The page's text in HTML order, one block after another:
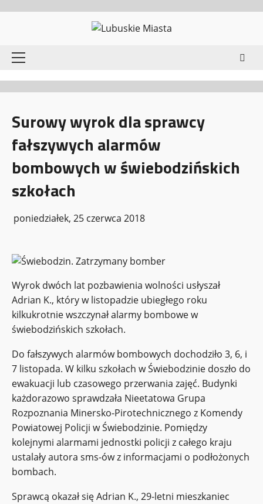
Menu
główne
Surowy wyrok dla sprawcy
fałszywych alarmów
bombowych w świebodzińskich
szkołach
poniedziałek, 25 czerwca 2018
Wyrok dwóch lat pozbawienia wolności usłyszał
Adrian K., który w listopadzie ubiegłego roku
kilkukrotnie wszczynał alarmy bombowe w
świebodzińskich szkołach.
Do fałszywych alarmów bombowych dochodziło 3, 6, i
7 listopada. W kilku szkołach w Świebodzinie doszło do
ewakuacji lub czasowego przerwania zajęć. Budynki
każdorazowo sprawdzała Nieetatowa Grupa
Rozpoznania Minersko-Pirotechnicznego z Komendy
Powiatowej Policji w Świebodzinie. Pomiędzy
kolejnymi alarmami jednostki policji z całego kraju
ustalały autora sms-ów z informacjami o podłożonych
bombach.
Sprawcą okazał się Adrian K., 29-letni mieszkaniec